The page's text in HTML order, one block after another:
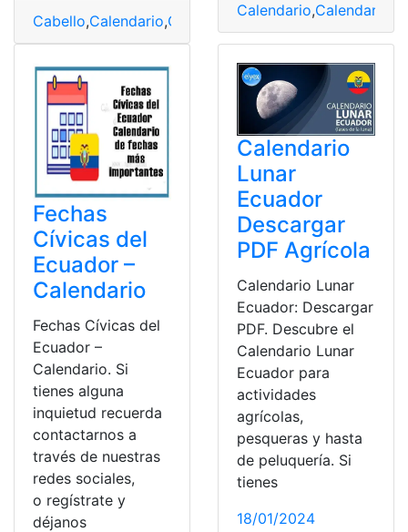
Cabello,Calendario,Corte Julio, Lunar
Calendario,Calendario
Fechas
Cívicas del
Ecuador –
Calendario
Fechas Cívicas del
Ecuador –
Calendario. Si
tienes alguna
inquietud recuerda
contactarnos a
través de nuestras
redes sociales,
o regístrate y
déjanos
Calendario
Lunar
Ecuador
Descargar
PDF Agrícola
Calendario Lunar
Ecuador: Descargar
PDF. Descubre el
Calendario Lunar
Ecuador para
actividades
agrícolas,
pesqueras y hasta
de peluquería. Si
tienes
18/01/2024